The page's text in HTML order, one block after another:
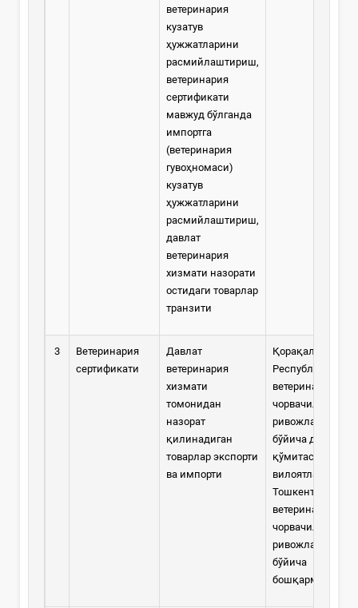
ветеринария
кузатув
ҳужжатларини
расмийлаштириш,
ветеринария
сертификати
мавжуд бўлганда
импортга
(ветеринария
гувоҳномаси)
кузатув
ҳужжатларини
расмийлаштириш,
давлат
ветеринария
хизмати назорати
остидаги товарлар
транзити
3
Ветеринария
сертификати
Давлат
ветеринария
хизмати
томонидан
назорат
қилинадиган
товарлар экспорти
ва импорти
Республикаси
ветеринария ва
чорвачиликни
ривожлантириш
бўйича давлат
қўмитаси,
вилоятлар ва
Тошкент шаҳар
ветеринария ва
чорвачиликни
ривожлантириш
бўйича
бошқармалари